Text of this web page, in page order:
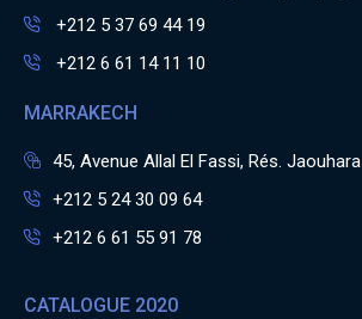
+212 5 37 69 44 19
+212 6 61 14 11 10
MARRAKECH
45, Avenue Allal El Fassi, Rés. Jaouhara
+212 5 24 30 09 64
+212 6 61 55 91 78
CATALOGUE 2020